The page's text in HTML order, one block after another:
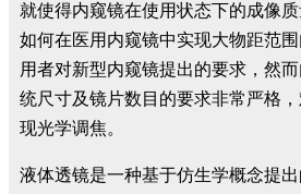
就使得内窥镜在使用状态下的成像质
如何在医用内窥镜中实现大物距范
用者对新型内窥镜提出的要求，然
统尺寸及镜片数目的要求非常严格
现光学调焦。
液体透镜是一种基于仿生学概念提